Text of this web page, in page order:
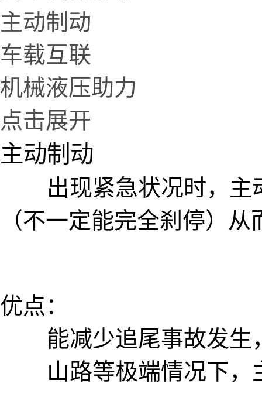
主动制动
车载互联
机械液压助力
点击展开
主动制动
出现紧急状况时，主
（不一定能完全刹停）
优点：
能减少追尾事故发生
山路等极端情况下，